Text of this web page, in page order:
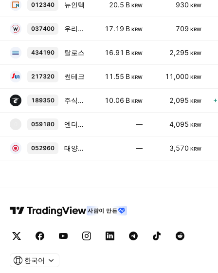
012340 뉴인텍 20.5 B KRW 930 KRW
037400 우리엔터프라이즈 17.19 B KRW 709 KRW
434190 탈로스 16.91 B KRW 2,295 KRW
217320 썬테크 11.55 B KRW 11,000 KRW
189350 주식회사 코셋 10.06 B KRW 2,095 KRW
059180 엔더블유시 — 4,095 KRW
052960 태양3C — 3,570 KRW
사람이 만든
한국어